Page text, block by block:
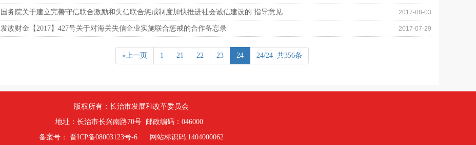
2017-08-03
国务院关于建立完善守信联合激励和失信联合惩戒制度加快推进社会诚信建设的 指导意见
2017-07-29
发改财金【2017】427号关于对海关失信企业实施联合惩戒的合作备忘录
«上一页 1 21 22 23 24 24/24 共356条
版权所有：长治市发展和改革委员会
地址：长治市长兴南路70号 邮政编码：046000
备案号： 晋ICP备08003123号-6 网站标识码:1404000062